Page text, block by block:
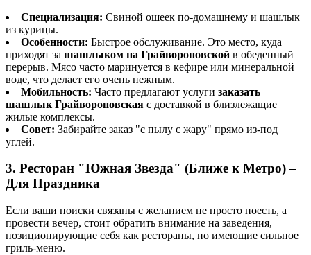
Специализация: Свиной ошеек по-домашнему и шашлык
из курицы.
Особенности: Быстрое обслуживание. Это место, куда
приходят за шашлыком на Грайвороновской в обеденный
перерыв. Мясо часто маринуется в кефире или минеральной
воде, что делает его очень нежным.
Мобильность: Часто предлагают услуги заказать
шашлык Грайвороновская с доставкой в близлежащие
жилые комплексы.
Совет: Забирайте заказ "с пылу с жару" прямо из-под
углей.
3. Ресторан "Южная Звезда" (Ближе к Метро) –
Для Праздника
Если ваши поиски связаны с желанием не просто поесть, а
провести вечер, стоит обратить внимание на заведения,
позиционирующие себя как рестораны, но имеющие сильное
гриль-меню.